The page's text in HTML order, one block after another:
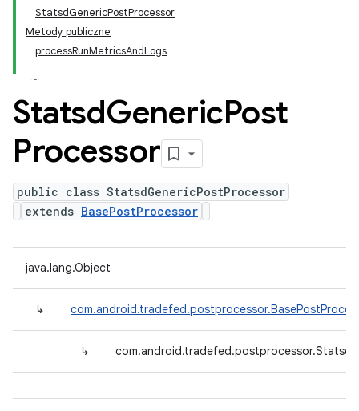
StatsdGenericPostProcessor
Metody publiczne
processRunMetricsAndLogs
StatsdGenericPost
Processor
public class StatsdGenericPostProcessor
extends BasePostProcessor
java.lang.Object
↳
↳